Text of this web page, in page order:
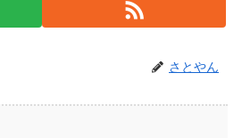
さとやん